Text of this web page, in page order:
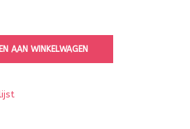
AAN WINKELWAGEN